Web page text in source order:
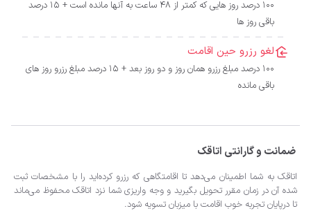
100 درصد روز هایی که کمتر از 48 ساعت به آنها مانده است + 15 درصد
باقی روز ها
لغو رزرو حین اقامت
100 درصد مبلغ رزرو همان روز و دو روز بعد + 15 درصد مبلغ رزرو روز های
باقی مانده
ضمانت و گارانتی اتاقک
اتاقک به شما اطمینان می‌دهد تا اقامتگاهی که رزرو کرده‌اید را با مشخصات ثبت
شده آن در زمان مقرر تحویل بگیرید و وجه واریزی شما نزد اتاقک محفوظ می‌ماند
تا درپایان تجربه خوب اقامت با میزبان تسویه شود.